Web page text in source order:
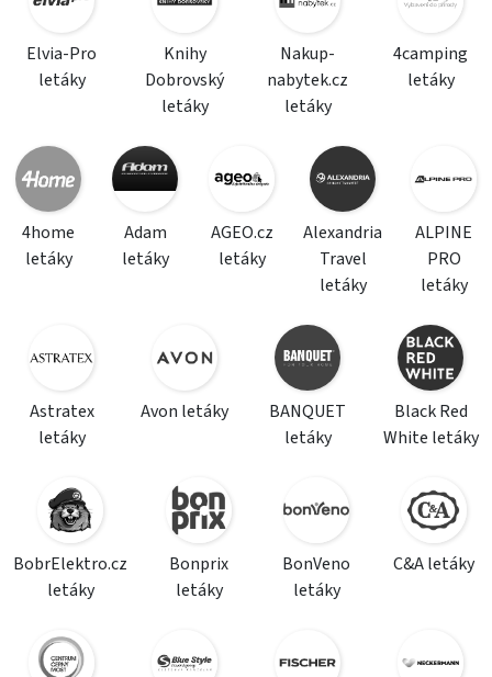
Elvia-Pro
letáky
Knihy
Dobrovský
letáky
Nakup-
nabytek.cz
letáky
4camping
letáky
4home
letáky
Adam
letáky
AGEO.cz
letáky
Alexandria
Travel
letáky
ALPINE
PRO
letáky
Astratex
letáky
Avon letáky
BANQUET
letáky
Black Red
White letáky
BobrElektro.cz
letáky
Bonprix
letáky
BonVeno
letáky
C&A letáky